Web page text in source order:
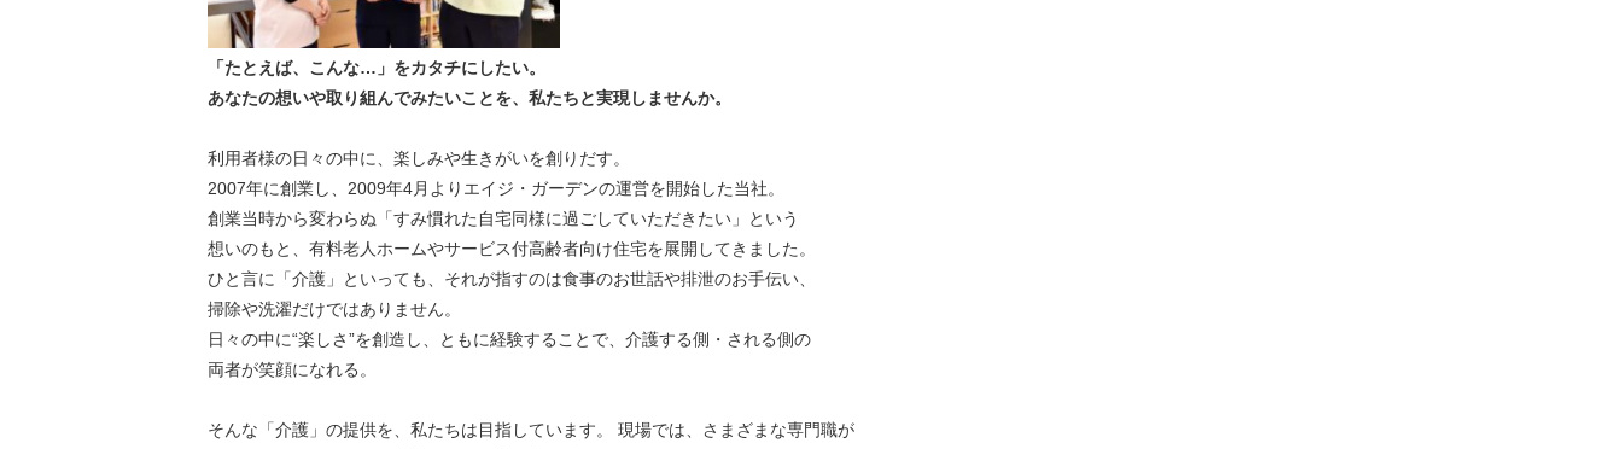
「たとえば、こんな…」をカタチにしたい。
あなたの想いや取り組んでみたいことを、私たちと実現しませんか。
利用者様の日々の中に、楽しみや生きがいを創りだす。
2007年に創業し、2009年4月よりエイジ・ガーデンの運営を開始した当社。
創業当時から変わらぬ「すみ慣れた自宅同様に過ごしていただきたい」という
想いのもと、有料老人ホームやサービス付高齢者向け住宅を展開してきました。
ひと言に「介護」といっても、それが指すのは食事のお世話や排泄のお手伝い、
掃除や洗濯だけではありません。
日々の中に“楽しさ”を創造し、ともに経験することで、介護する側・される側の
両者が笑顔になれる。
そんな「介護」の提供を、私たちは目指しています。 現場では、さまざまな専門職が